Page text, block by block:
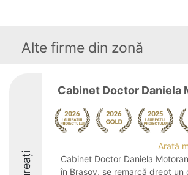
Alte firme din zonă
Cabinet Doctor Daniela
Arată
Cabinet Doctor Daniela
în Brașov, se remarcă drept un